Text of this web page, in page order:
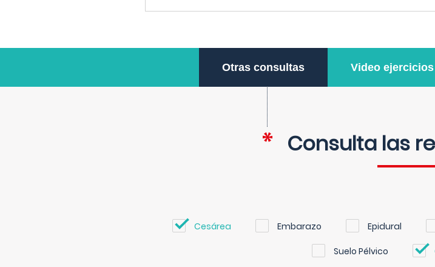
Otras consultas Video ejercicios
Consulta las
Cesárea Embarazo Epidural
Suelo Pélvico